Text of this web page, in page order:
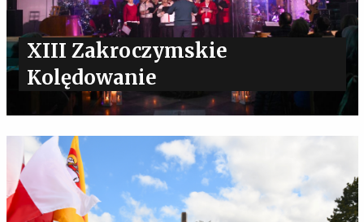
XIII Zakroczymskie
Kolędowanie